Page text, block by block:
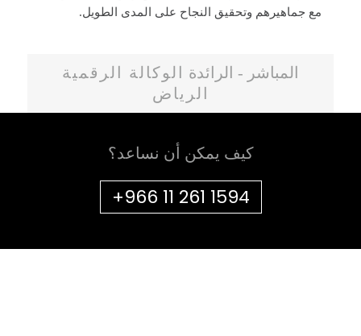
مع جماهيرهم وتحقيق النجاح على المدى الطويل.
المباشر - الرائدة الوكالة الرقمية
الرياض
كيف يمكن أن نساعد؟
+966 11 261 1594